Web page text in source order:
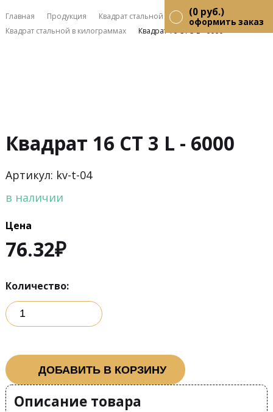
(0 руб.)
оформить заказ
Главная Продукция
Квадрат стальной
Квадрат стальной в килограммах
Квадрат 16 СТ 3 L - 6000
Квадрат 16 СТ 3 L - 6000
Артикул: kv-t-04
в наличии
Цена
76.32₽
Количество:
ДОБАВИТЬ В КОРЗИНУ
Описание товара